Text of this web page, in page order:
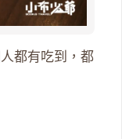
都有吃到，都